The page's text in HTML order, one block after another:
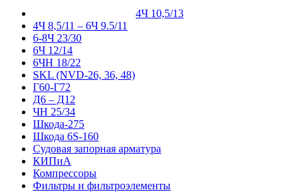
4Ч 10,5/13
4Ч 8,5/11 – 6Ч 9.5/11
6-8Ч 23/30
6Ч 12/14
6ЧН 18/22
SKL (NVD-26, 36, 48)
Г60-Г72
Д6 – Д12
ЧН 25/34
Шкода-275
Шкода 6S-160
Судовая запорная арматура
КИПиА
Компрессоры
Фильтры и фильтроэлементы